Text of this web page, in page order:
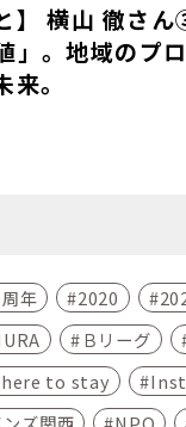
】 横山 徹さ
」。地域のプ
。
年 2020
Ｂリーグ
here to stay